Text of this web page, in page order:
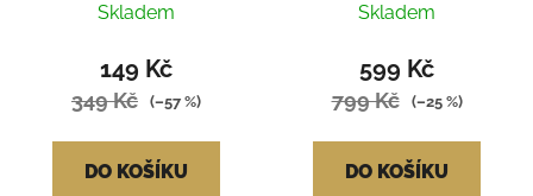
Skladem
149 Kč
349 Kč (–57 %)
DO KOŠÍKU
Skladem
599 Kč
799 Kč (–25 %)
DO KOŠÍKU